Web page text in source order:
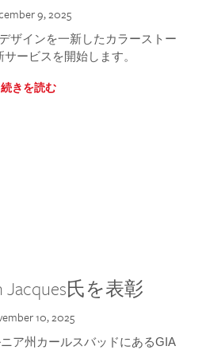
9, 2025
ザインを一新したカラーストー
ービスを開始します。
続きを読む
Jacques氏を表彰
10, 2025
ア州カールスバッドにあるGIA